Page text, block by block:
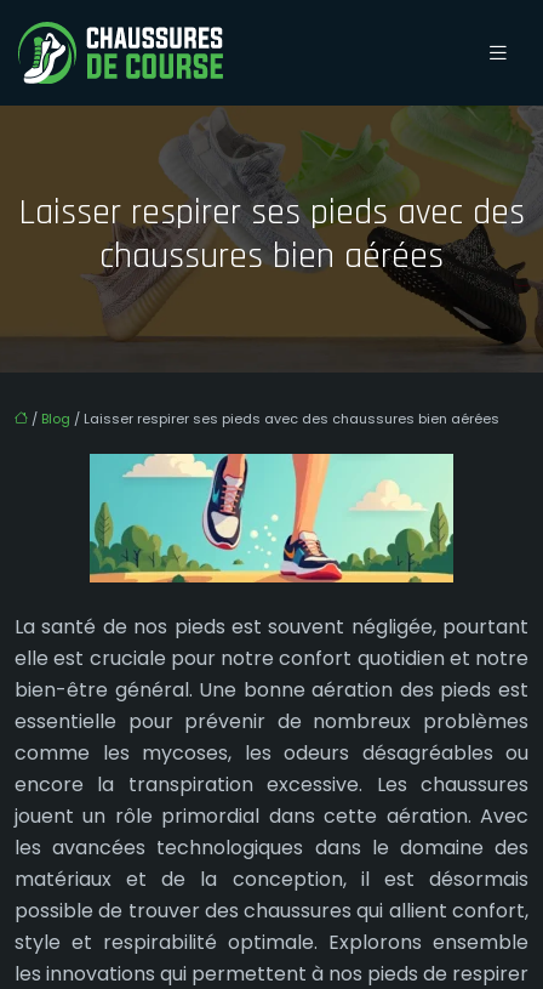
Laisser respirer ses pieds avec des
chaussures bien aérées
/ Blog / Laisser respirer ses pieds avec des chaussures bien aérées
La santé de nos pieds est souvent négligée, pourtant
elle est cruciale pour notre confort quotidien et notre
bien-être général. Une bonne aération des pieds est
essentielle pour prévenir de nombreux problèmes
comme les mycoses, les odeurs désagréables ou
encore la transpiration excessive. Les chaussures
jouent un rôle primordial dans cette aération. Avec
les avancées technologiques dans le domaine des
matériaux et de la conception, il est désormais
possible de trouver des chaussures qui allient confort,
style et respirabilité optimale. Explorons ensemble
les innovations qui permettent à nos pieds de respirer